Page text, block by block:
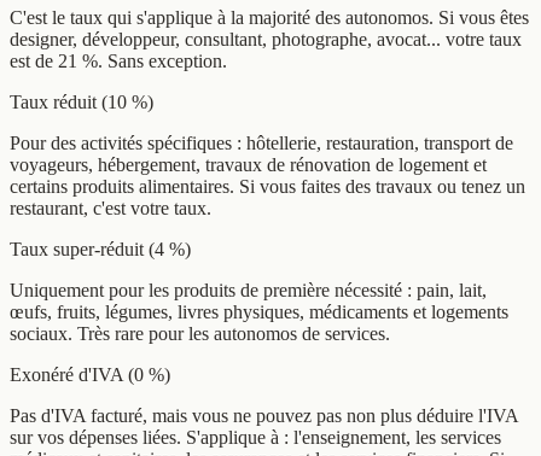
C'est le taux qui s'applique à la majorité des autonomos. Si vous êtes
designer, développeur, consultant, photographe, avocat... votre taux
est de 21 %. Sans exception.
Taux réduit (10 %)
Pour des activités spécifiques : hôtellerie, restauration, transport de
voyageurs, hébergement, travaux de rénovation de logement et
certains produits alimentaires. Si vous faites des travaux ou tenez un
restaurant, c'est votre taux.
Taux super-réduit (4 %)
Uniquement pour les produits de première nécessité : pain, lait,
œufs, fruits, légumes, livres physiques, médicaments et logements
sociaux. Très rare pour les autonomos de services.
Exonéré d'IVA (0 %)
Pas d'IVA facturé, mais vous ne pouvez pas non plus déduire l'IVA
sur vos dépenses liées. S'applique à : l'enseignement, les services